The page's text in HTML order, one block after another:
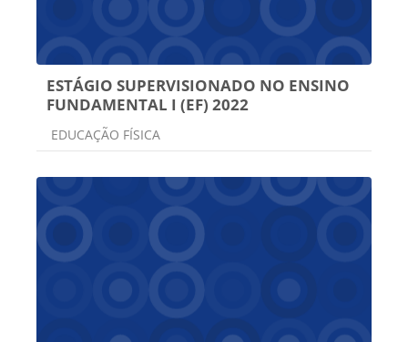
ESTÁGIO SUPERVISIONADO NO ENSINO
FUNDAMENTAL I (EF) 2022
Categoria do curso
EDUCAÇÃO FÍSICA